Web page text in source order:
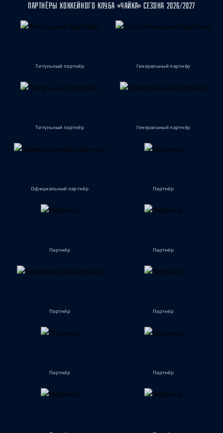
ПАРТНЁРЫ ХОККЕЙНОГО КЛУБА «ЧАЙКА» СЕЗОНА 2026/2027
Титульный партнёр Генеральный партнёр
Титульный партнёр Генеральный партнёр
Официальный партнёр Партнёр
Партнёр Партнёр
Партнёр Партнёр
Партнёр Партнёр